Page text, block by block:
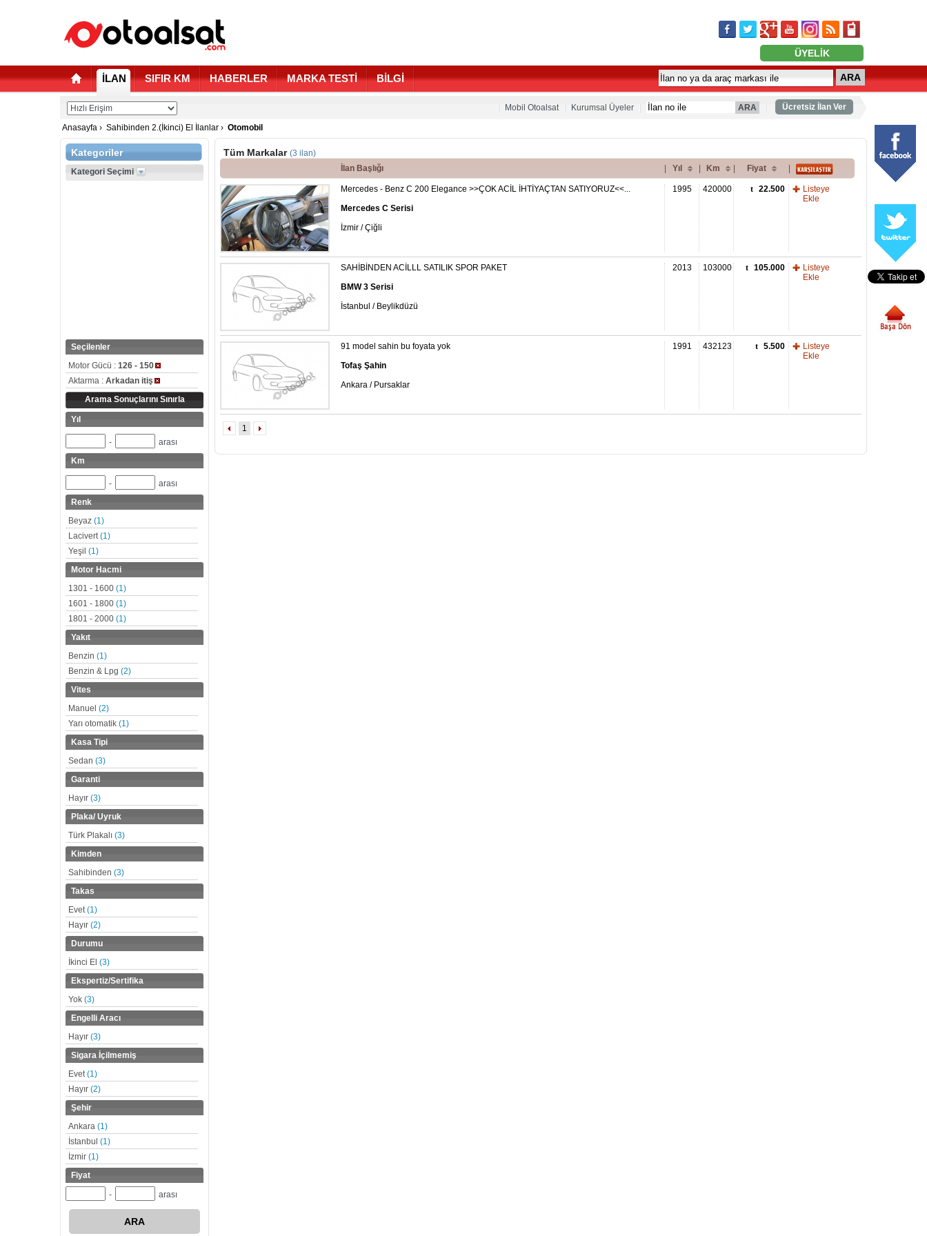
ÜYELİK
İLAN SIFIR KM HABERLER MARKA TESTİ BİLGİ ARA
Ücretsiz İlan Ver
Mobil Otoalsat Kurumsal Üyeler ARA
Anasayfa › Sahibinden 2.(İkinci) El İlanlar › Otomobil
Kategoriler
Kategori Seçimi
Seçilenler
Motor Gücü : 126 - 150
Aktarma : Arkadan itiş
Arama Sonuçlarını Sınırla
Yıl
-
arası
Km
-
arası
Renk
Beyaz (1)
Lacivert(1)
Yeşil (1)
Motor Hacmi
1301 - 1600 (1)
1601 - 1800 (1)
1801 - 2000 (1)
Yakıt
Benzin (1)
Benzin & Lpg (2)
Vites
Manuel (2)
Yarı otomatik (1)
Kasa Tipi
Sedan (3)
Garanti
Hayır (3)
Plaka/ Uyruk
Türk Plakalı (3)
Kimden
Sahibinden (3)
Takas
Evet(1)
Hayır (2)
Durumu
İkinci El (3)
Ekspertiz/Sertifika
Yok (3)
Engelli Aracı
Hayır (3)
Sigara İçilmemiş
Evet(1)
Hayır (2)
Şehir
Ankara (1)
İstanbul (1)
İzmir (1)
Fiyat
-
arası
ARA
Tüm Markalar (3 ilan)
İlan Başlığı
Yıl Km Fiyat
Mercedes - Benz C 200 Elegance >>ÇOK ACİL İHTİYAÇTAN SATIYORUZ<<...
Mercedes C Serisi
İzmir / Çiğli
1995 420000 22.500
Listeye
Ekle
SAHİBİNDEN ACİLLL SATILIK SPOR PAKET
BMW 3 Serisi
İstanbul / Beylikdüzü
2013 103000 105.000
Listeye
Ekle
91 model sahin bu foyata yok
Tofaş Şahin
Ankara / Pursaklar
1991 432123 5.500
Listeye
Ekle
1